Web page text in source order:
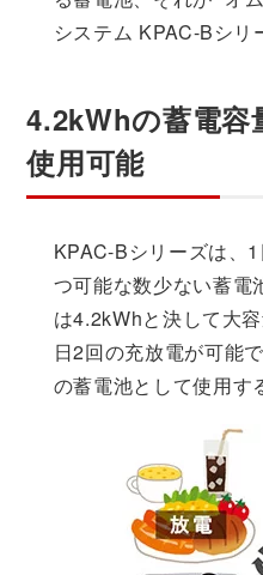
システム KPAC-Bシリ
4.2kWhの蓄電容
使用可能
KPAC-Bシリーズは、
つ可能な数少ない蓄電
は4.2kWhと決して大
日2回の充放電が可能
の蓄電池として使用す